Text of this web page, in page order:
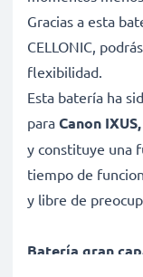
Gracias a esta
CELLONIC,
flexibilidad.
Esta batería ha
para Canon
y constituye una
tiempo de
y libre de
Batería gran